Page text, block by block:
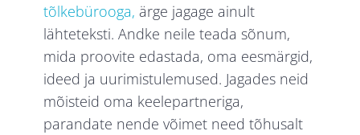
tõlkebürooga,ärge jagage ainult
lähteteksti. Andke neile teada sõnum,
mida proovite edastada, oma eesmärgid,
ideed ja uurimistulemused. Jagades neid
mõisteid oma keelepartneriga,
parandate nende võimet need tõhusalt